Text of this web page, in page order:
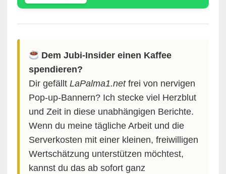
Dem Jubi-Insider einen Kaffee
spendieren?
Dir gefällt LaPalma1.netfrei von nervigen
Pop-up-Bannern? Ich stecke viel Herzblut
und Zeit in diese unabhängigen Berichte.
Wenn du meine tägliche Arbeit und die
Serverkosten mit einer kleinen, freiwilligen
Wertschätzung unterstützen möchtest,
kannst du das ab sofort ganz